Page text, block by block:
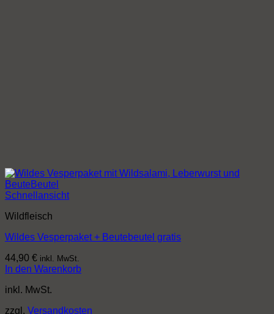
Schnellansicht
Wildfleisch
Wildes Vesperpaket + Beutebeutel gratis
44,90 € inkl. MwSt.
In den Warenkorb
inkl. MwSt.
zzgl. Versandkosten